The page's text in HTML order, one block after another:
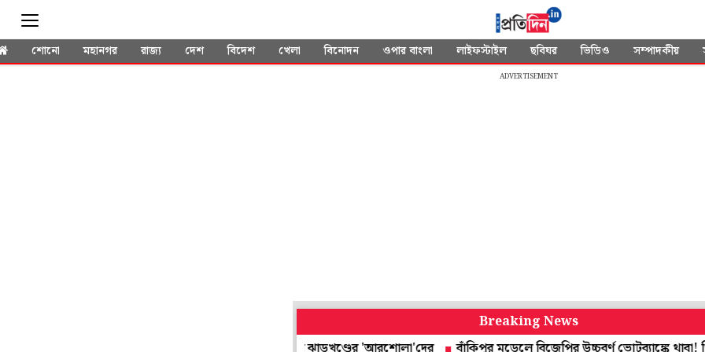
শোনো মহানগর রাজ্য দেশ বিদেশ খেলা বিনোদন ওপার বাংলা লাইফস্টাইল ছবিঘর ভিডিও সম্পাদকীয়
ADVERTISEMENT
Breaking News